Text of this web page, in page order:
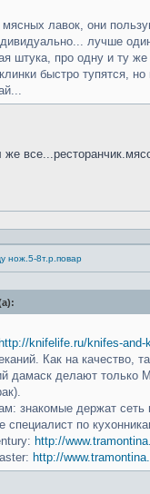
лавок, они
лучше
штука, про одну и ту
быстро тупятся,
же
нож.5-8т.р.повар
http://knifelife.ru/knifes-
Как на качество,
дамаск делают только
знакомые держат
по
http://
http://